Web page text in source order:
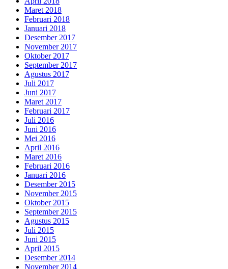
Maret 2018
Februari 2018
Januari 2018
Desember 2017
November 2017
Oktober 2017
September 2017
Agustus 2017
Juli 2017
Juni 2017
Maret 2017
Februari 2017
Juli 2016
Juni 2016
Mei 2016
April 2016
Maret 2016
Februari 2016
Januari 2016
Desember 2015
November 2015
Oktober 2015
September 2015
Agustus 2015
Juli 2015
Juni 2015
April 2015
Desember 2014
November 2014